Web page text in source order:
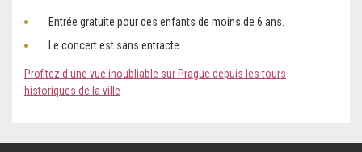
Entrée gratuite pour des enfants de moins de 6 ans.
Le concert est sans entracte.
Profitez d'une vue inoubliable sur Prague depuis les tours
historiques de la ville